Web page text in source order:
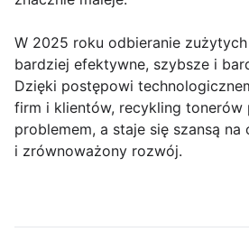
W 2025 roku odbieranie
bardziej efektywne, szybsze i
Dzięki postępowi
firm i klientów, recykling tonerów
problemem, a staje się szansą
i zrównoważony rozwój.